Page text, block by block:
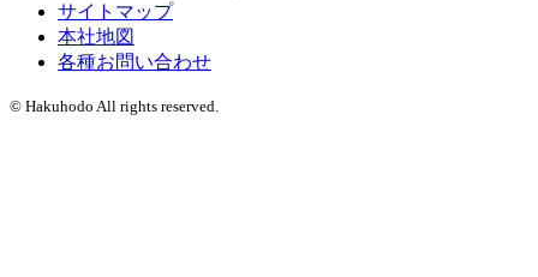
サイトマップ
本社地図
各種お問い合わせ
© Hakuhodo All rights reserved.